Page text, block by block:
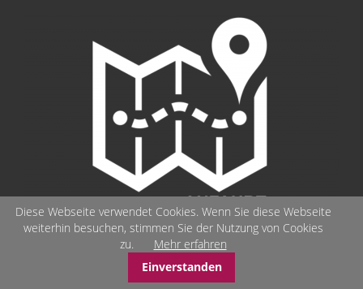
Diese Webseite verwendet Cookies. Wenn Sie diese Webseite
weiterhin besuchen, stimmen Sie der Nutzung von Cookies
zu.
Mehr erfahren
Einverstanden